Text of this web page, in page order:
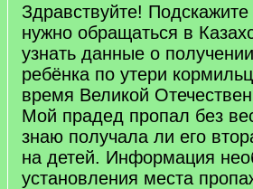
Здравствуйте!
нужно обращаться в
узнать данные о
ребёнка по утери
время Великой
Мой прадед пропал без
знаю получала ли его
на детей. Информация
установления места